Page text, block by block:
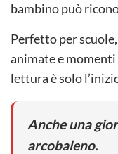
bambino può
Perfetto per
animate e
lettura è solo
Anche una
arcobaleno.